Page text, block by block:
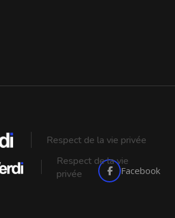
Respect de la vie privée
Facebook
Respect de la vie
privée